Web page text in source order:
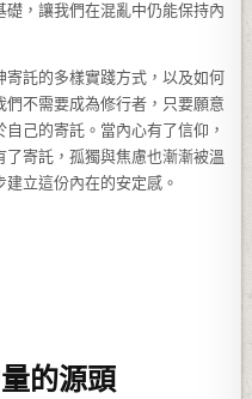
，讓我們在混亂中仍能保持內
託的多樣實踐方式，以及如何
不需要成為修行者，只要願意
己的寄託。當內心有了信仰，
寄託，孤獨與焦慮也漸漸被溫
立這份內在的安定感。
的源頭